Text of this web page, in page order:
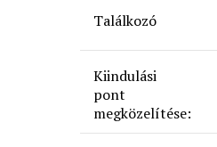
Találkozó
Kiindulási
pont
megközelítése: